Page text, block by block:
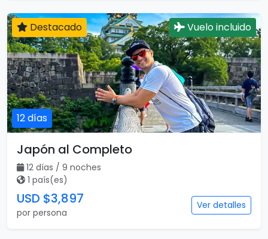
Japón Completo
10 días / 10 noches
1 país(es)
USD $2,795
por persona
Ver detalles
12 días
Destacado Vuelo incluido